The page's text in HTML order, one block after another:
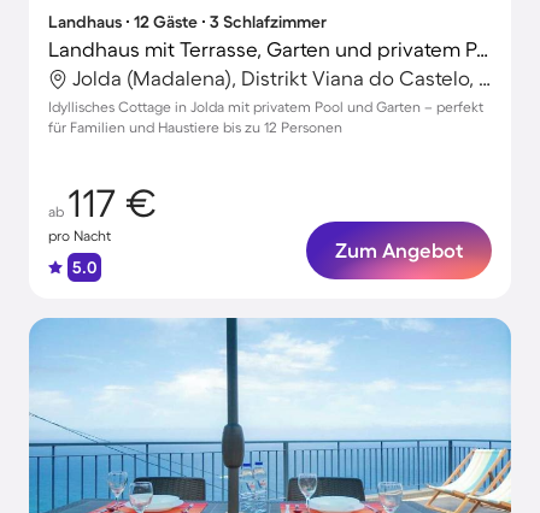
Landhaus ∙ 12 Gäste ∙ 3 Schlafzimmer
Landhaus mit Terrasse, Garten und privatem Pool | Ideal für Homeoffice
Jolda (Madalena), Distrikt Viana do Castelo, Portugal
Idyllisches Cottage in Jolda mit privatem Pool und Garten – perfekt
für Familien und Haustiere bis zu 12 Personen
ab 117 €
pro Nacht
5.0
Zum Angebot